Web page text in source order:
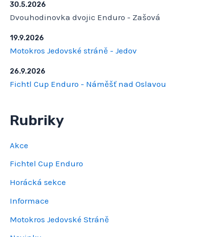
30.5.2026
Dvouhodinovka dvojic Enduro - Zašová
19.9.2026
Motokros Jedovské stráně - Jedov
26.9.2026
Fichtl Cup Enduro - Náměšť nad Oslavou
Rubriky
Akce
Fichtel Cup Enduro
Horácká sekce
Informace
Motokros Jedovské Stráně